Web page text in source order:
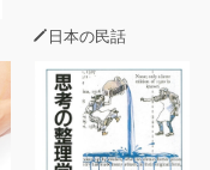
日本の民話